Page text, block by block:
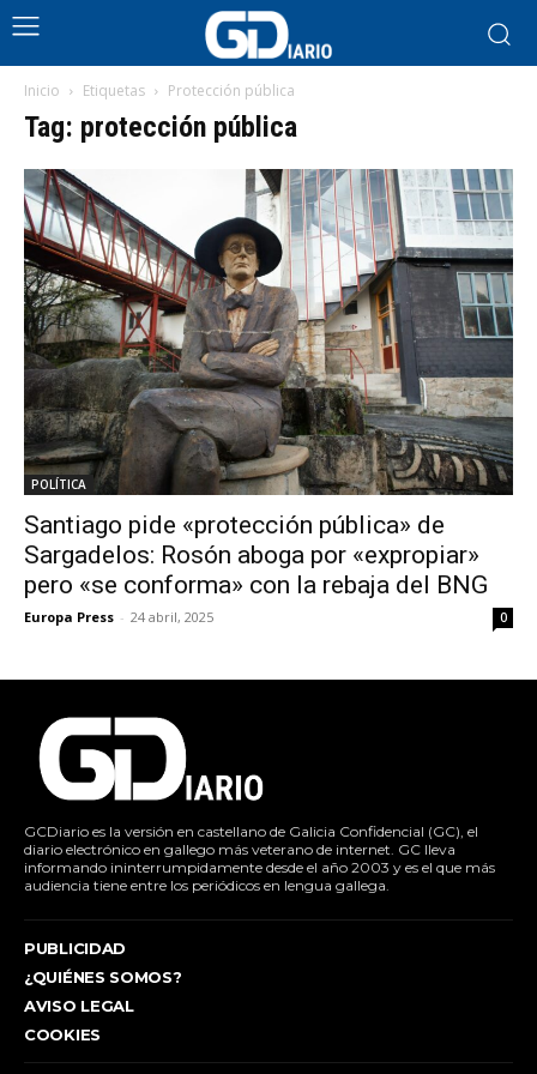
Inicio Etiquetas Protección pública
Tag: protección pública
POLÍTICA
Santiago pide «protección pública» de
Sargadelos: Rosón aboga por «expropiar»
pero «se conforma» con la rebaja del BNG
Europa Press - 24 abril, 2025 0
GCDiario es la versión en castellano de Galicia Confidencial (GC), el
diario electrónico en gallego más veterano de internet. GC lleva
informando ininterrumpidamente desde el año 2003 y es el que más
audiencia tiene entre los periódicos en lengua gallega.
PUBLICIDAD
¿QUIÉNES SOMOS?
AVISO LEGAL
COOKIES